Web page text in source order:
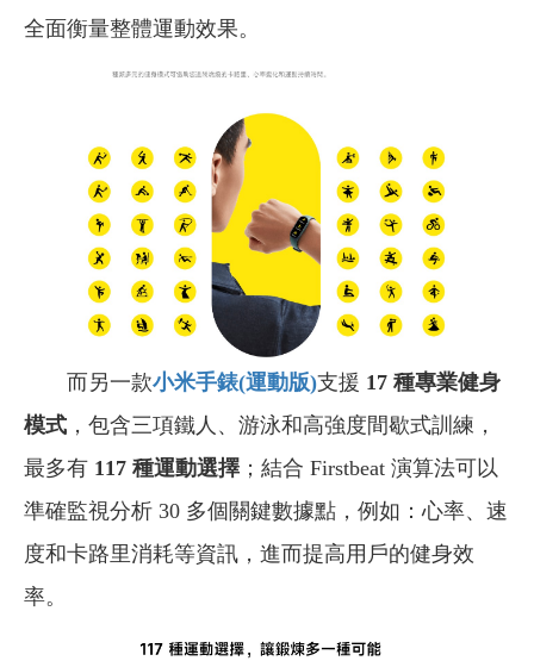
全面衡量整體運動效果。
而另一款小米手錶(運動版)支援 17 種專業健身
模式 ，包含三項鐵人、游泳和高強度間歇式訓練，
最多有 117 種運動選擇 ；結合 Firstbeat 演算法可以
準確監視分析 30 多個關鍵數據點，例如：心率、速
度和卡路里消耗等資訊，進而提高用戶的健身效
率。